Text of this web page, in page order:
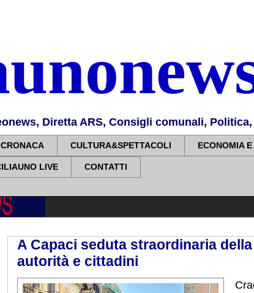
Diretta ARS, Consigli comunali,
CRONACA CULTURA&SPETTACOLI ECONOMIA
LIVE CONTATTI
A Capaci seduta straordinaria
autorità e cittadini